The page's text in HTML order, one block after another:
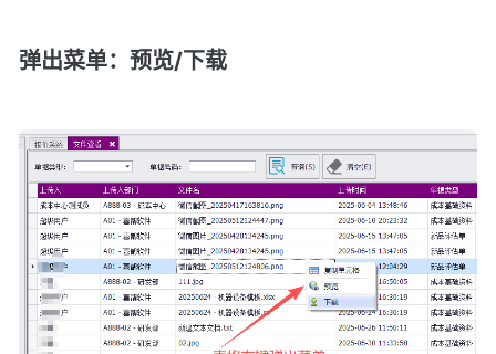
弹出菜单：预览/下载